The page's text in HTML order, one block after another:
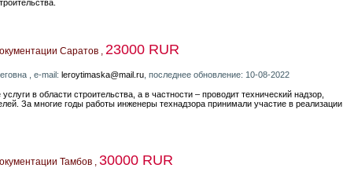
Саратов , 23000 RUR
, e-mail: leroytimaska@mail.ru , последнее обновление: 10-08-2022
в области строительства, а в частности – проводит технический надзор,
За многие годы работы инженеры технадзора принимали участие в реализации
Тамбов , 30000 RUR